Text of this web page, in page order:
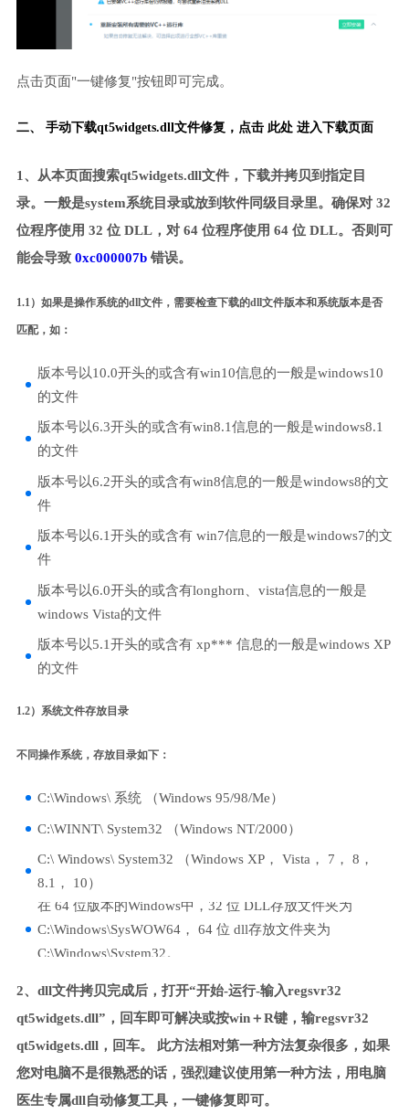
点击页面"一键修复"按钮即可完成。
二、 手动下载qt5widgets.dll文件修复， 点击 此处 进入下载页面
1、从本页面搜索qt5widgets.dll文件，下载并拷贝到指定目
录。一般是system系统目录或放到软件同级目录里。确保对 32
位程序使用 32 位 DLL，对 64 位程序使用 64 位 DLL。否则可
能会导致 0xc000007b错误。
1.1）如果是操作系统的dll文件，需要检查下载的dll文件版本和系统版本是否
匹配，如：
版本号以10.0开头的或含有win10信息的一般是windows10
的文件
版本号以6.3开头的或含有win8.1信息的一般是windows8.1
的文件
版本号以6.2开头的或含有win8信息的一般是windows8的文
件
版本号以6.1开头的或含有 win7信息的一般是windows7的文
件
版本号以6.0开头的或含有longhorn、vista信息的一般是
windows Vista的文件
版本号以5.1开头的或含有 xp*** 信息的一般是windows XP
的文件
1.2）系统文件存放目录
不同操作系统，存放目录如下：
C:\Windows\ 系统 （Windows 95/98/Me）
C:\WINNT\ System32 （Windows NT/2000）
C:\ Windows\ System32 （Windows XP， Vista， 7， 8，
8.1， 10）
在 64 位版本的Windows中，32 位 DLL存放文件夹为
C:\Windows\SysWOW64， 64 位 dll存放文件夹为
C:\Windows\System32。
2、dll文件拷贝完成后，打开“开始-运行-输入regsvr32
qt5widgets.dll”，回车即可解决或按win＋R键，输regsvr32
qt5widgets.dll，回车。 此方法相对第一种方法复杂很多，如果
您对电脑不是很熟悉的话，强烈建议使用第一种方法，用电脑
医生专属dll自动修复工具，一键修复即可。